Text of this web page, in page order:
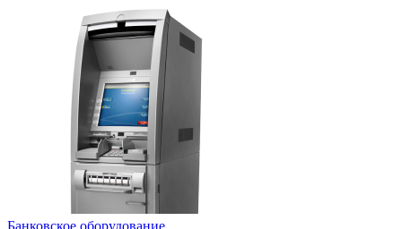
Банковское оборудование